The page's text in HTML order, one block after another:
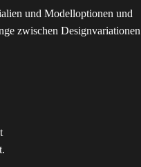
und Modelloptionen und
zwischen Designvariationen